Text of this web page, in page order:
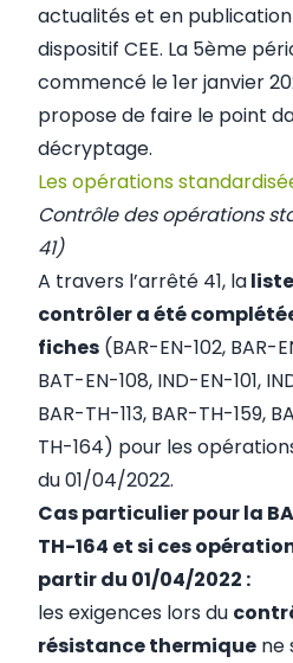
actualités et en
dispositif CEE. La 5ème
commencé le 1er janvier
propose de faire le point
décryptage.
Les opérations
Contrôle des opérations
41)
A travers l’arrêté 41, la
contrôler a été complétée
fiches (BAR-EN-102, BAR-
BAT-EN-108, IND-EN-101,
BAR-TH-113, BAR-TH-159,
TH-164) pour les
du 01/04/2022.
Cas particulier pour la
TH-164 et si ces
partir du 01/04/2022 :
les exigences lors du
résistance thermique ne